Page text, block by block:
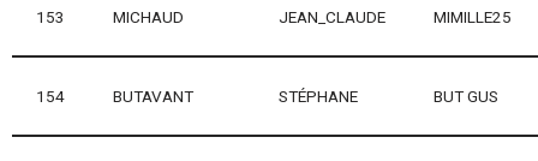
153 MICHAUD JEAN_CLAUDE MIMILLE25
154 BUTAVANT STÉPHANE BUT GUS